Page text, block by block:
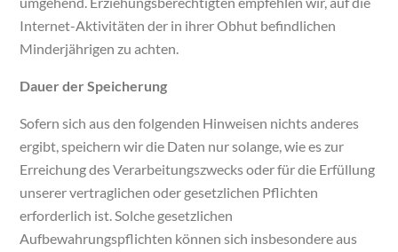
Internet-Aktivitäten der in ihrer Obhut befindlichen
Minderjährigen zu achten.
Dauer der Speicherung
Sofern sich aus den folgenden Hinweisen nichts anderes
ergibt, speichern wir die Daten nur solange, wie es zur
Erreichung des Verarbeitungszwecks oder für die Erfüllung
unserer vertraglichen oder gesetzlichen Pflichten
erforderlich ist. Solche gesetzlichen
Aufbewahrungspflichten können sich insbesondere aus